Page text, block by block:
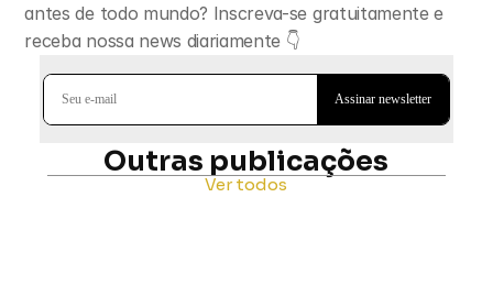
antes de todo mundo? Inscreva-se gratuitamente e
receba nossa news diariamente 👇
Outras publicações
Ver todos